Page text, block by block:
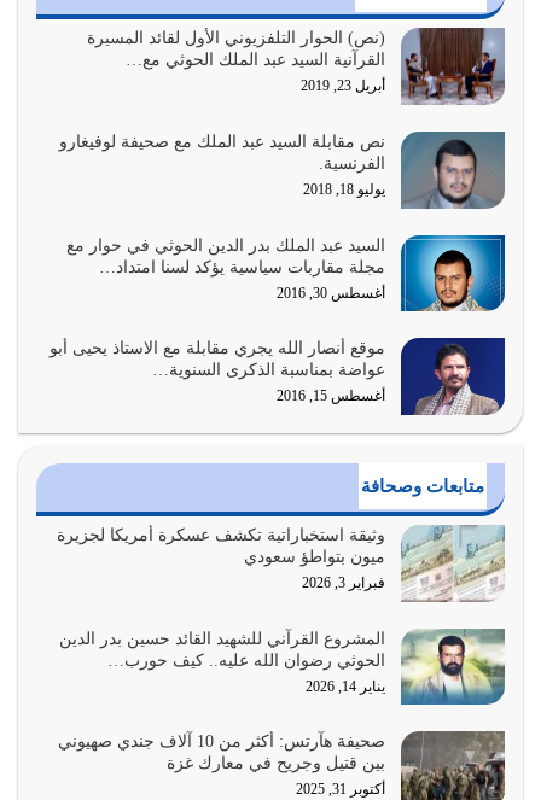
الغاية من الصلاة هو ذكر الله (أقم الصلاة لذكري) إضافة إلى
{وَأَعِدُّوا لَهُمْ مَا…
أغسطس 2, 2026
السبب الرئيسي لشقاء الأمة الابتعاد عن كتاب الله والتعدي
لحدود الله بالإضافات للدين
أغسطس 1, 2026
أبرز أسباب الشقاء هو الإعراض عن ذكر الله وعن هدى الله
المتمثل في القرآن الكريم
يوليو 31, 2026
أولياء الشيطان كلما كانوا أكثر ولاءً وطاعة للشيطان كلما كانوا
أكثر ضعفاً
يوليو 30, 2026
وعد الله تعالى من يُقتل في سبيله بالحياة الأبدية والرزق
والاستبشار والنجاة والخلود في…
يوليو 29, 2026
القرآن الكريم هو أهم مصدر لمعرفة رسول الله معرفة سيرته
معرفة شخصيته معرفة عظمته
يوليو 28, 2026
هل نحن من الصالحين؟ قيِّم نفسك هنا اترك القرآن على أصله
وأعرض نفسك، وأعرض ما لديك على…
يوليو 27, 2026
عندما يكون عدوك هو عدو الله معناه أن تكون نقاط الضعف
(نص) الحوار التلفزيوني الأول لقائد المسيرة
القرآنية السيد عبد الملك الحوثي مع…
أبريل 23, 2019
نص مقابلة السيد عبد الملك مع صحيفة لوفيغارو
الفرنسية.
يوليو 18, 2018
السيد عبد الملك بدر الدين الحوثي في حوار مع
مجلة مقاربات سياسية يؤكد لسنا امتداد…
أغسطس 30, 2016
موقع أنصار الله يجري مقابلة مع الاستاذ يحيى أبو
عواضة بمناسبة الذكرى السنوية…
أغسطس 15, 2016
متابعات وصحافة
وثيقة استخباراتية تكشف عسكرة أمريكا لجزيرة
ميون بتواطؤ سعودي
فبراير 3, 2026
المشروع القرآني للشهيد القائد حسين بدر الدين
الحوثي رضوان الله عليه.. كيف حورب…
يناير 14, 2026
صحيفة هآرتس: أكثر من 10 آلاف جندي صهيوني
بين قتيل وجريح في معارك غزة
أكتوبر 31, 2025